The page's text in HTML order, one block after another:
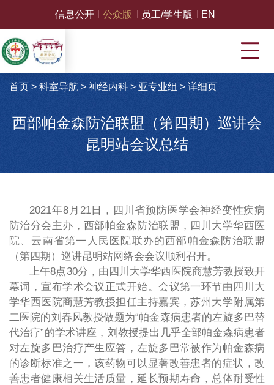
信息公开 公众版 员工/学生版 EN
首页 > 科室导航> 神经内科> 亚专业组 > 详细页
西部帕金森防治联盟（第四期）巡讲会
昆明站会议总结
2021年8月21日，四川省预防医学会神经变性疾病
防治分会主办，西部帕金森防治联盟，四川大学华西医
院、云南省第一人民医院联办的西部帕金森防治联盟
（第四期）巡讲昆明站网络会会议顺利召开。
上午8点30分，由四川大学华西医院商慧芳教授致开
幕词，宣布学术会议正式开始。会议第一环节由四川大
学华西医院商慧芳教授担任主持嘉宾，苏州大学附属第
二医院的刘春风教授做题为“帕金森病患者的左旋多巴替
代治疗”的学术讲座，刘教授提出几乎全部帕金森病患者
对左旋多巴治疗产生应答，左旋多巴常被作为帕金森病
的诊断标准之一，该药物可以显著改善患者的症状，改
善患者健康相关生活质量，延长预期寿命，总体耐受性